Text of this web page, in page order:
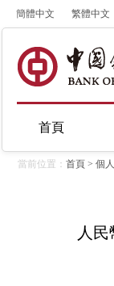
簡體中文 繁體中文
首頁
當前位置： 首頁 > 個
人